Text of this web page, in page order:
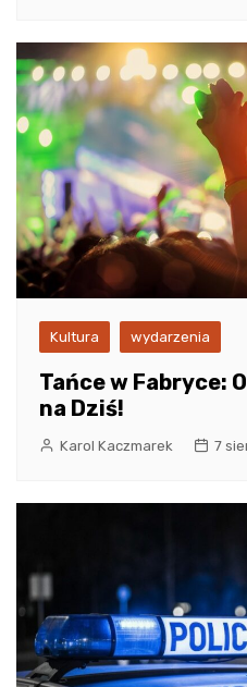
Kultura wydarzenia
Tańce w Fabryce:
na Dziś!
Karol Kaczmarek 7